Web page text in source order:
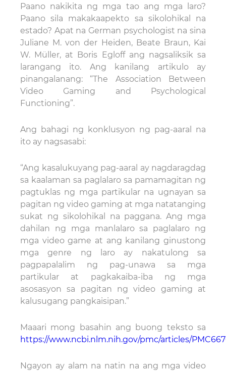
Paano nakikita ng mga tao ang mga laro?
Paano sila makakaapekto sa sikolohikal na
estado? Apat na German psychologist na sina
Juliane M. von der Heiden, Beate Braun, Kai
W. Müller, at Boris Egloff ang nagsaliksik sa
larangang ito. Ang kanilang artikulo ay
pinangalanang: “The Association Between
Video Gaming and Psychological
Functioning”.
Ang bahagi ng konklusyon ng pag-aaral na
ito ay nagsasabi:
“Ang kasalukuyang pag-aaral ay nagdaragdag
sa kaalaman sa paglalaro sa pamamagitan ng
pagtuklas ng mga partikular na ugnayan sa
pagitan ng video gaming at mga natatanging
sukat ng sikolohikal na paggana. Ang mga
dahilan ng mga manlalaro sa paglalaro ng
mga video game at ang kanilang ginustong
mga genre ng laro ay nakatulong sa
pagpapalalim ng pag-unawa sa mga
partikular at pagkakaiba-iba ng mga
asosasyon sa pagitan ng video gaming at
kalusugang pangkaisipan.”
Maaari mong basahin ang buong teksto sa
https://www.ncbi.nlm.nih.gov/pmc/articles/
Ngayon ay alam na natin na ang mga video